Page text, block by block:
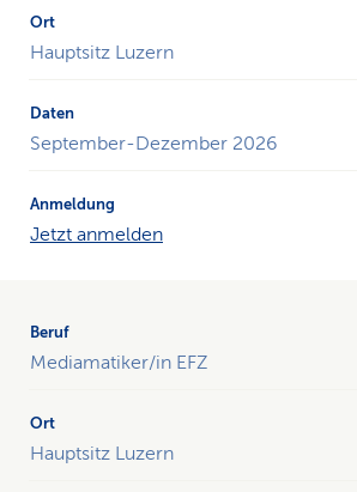
inklusive
Hauptsitz Luzern
September-Dezember 2026
Jetzt anmelden
Mediamatiker/in EFZ
Hauptsitz Luzern